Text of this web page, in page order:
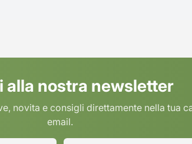
alla nostra newsletter
novita e consigli direttamente nella tua
email.